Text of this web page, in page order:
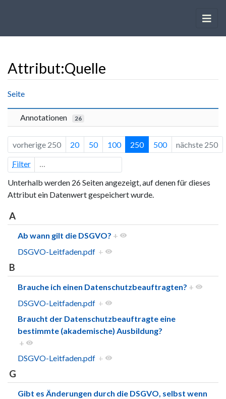
Attribut:Quelle
Wechseln zu:
Seite
Annotationen 26
vorherige 250 20 50 100 250 500 nächste 250
Filter
Unterhalb werden 26 Seiten angezeigt, auf denen für dieses
Attribut ein Datenwert gespeichert wurde.
A
Ab wann gilt die DSGVO? +
DSGVO-Leitfaden.pdf +
B
Brauche ich einen Datenschutzbeauftragten? +
DSGVO-Leitfaden.pdf +
Braucht der Datenschutzbeauftragte eine
bestimmte (akademische) Ausbildung?
+
DSGVO-Leitfaden.pdf +
G
Gibt es Änderungen durch die DSGVO, selbst wenn